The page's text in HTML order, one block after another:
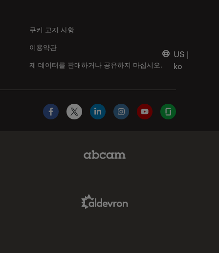
쿠키 고지 사항
제 데이터를 판매하거나 공유하지 마십시오.
이용약관
US |
ko
Facebook
X LinkedInInstagramYouTubeGlassdoor